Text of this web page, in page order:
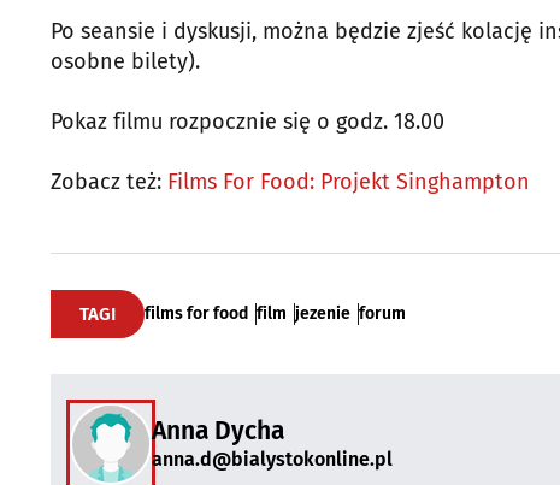
Po seansie i dyskusji, można będzie zjeść kolację
osobne bilety).
Pokaz filmu rozpocznie się o godz. 18.00
Zobacz też: Films For Food: Projekt Singhampton
TAGI films for food film jezenie forum
Anna Dycha
anna.d@bialystokonline.pl